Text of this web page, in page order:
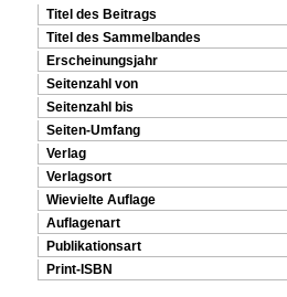
Titel des Beitrags
Titel des Sammelbandes
Erscheinungsjahr
Seitenzahl von
Seitenzahl bis
Seiten-Umfang
Verlag
Verlagsort
Wievielte Auflage
Auflagenart
Publikationsart
Print-ISBN